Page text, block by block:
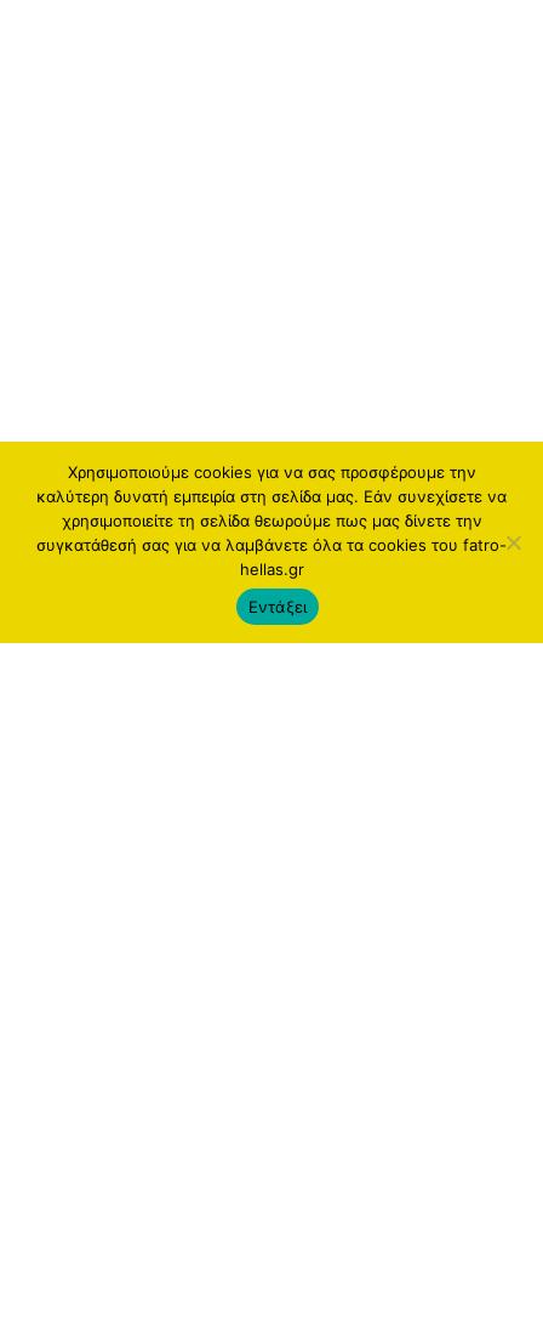
Χρησιμοποιούμε cookies για να σας προσφέρουμε την
καλύτερη δυνατή εμπειρία στη σελίδα μας. Εάν συνεχίσετε να
χρησιμοποιείτε τη σελίδα θεωρούμε πως μας δίνετε την
συγκατάθεσή σας για να λαμβάνετε όλα τα cookies του fatro-
hellas.gr
Εντάξει